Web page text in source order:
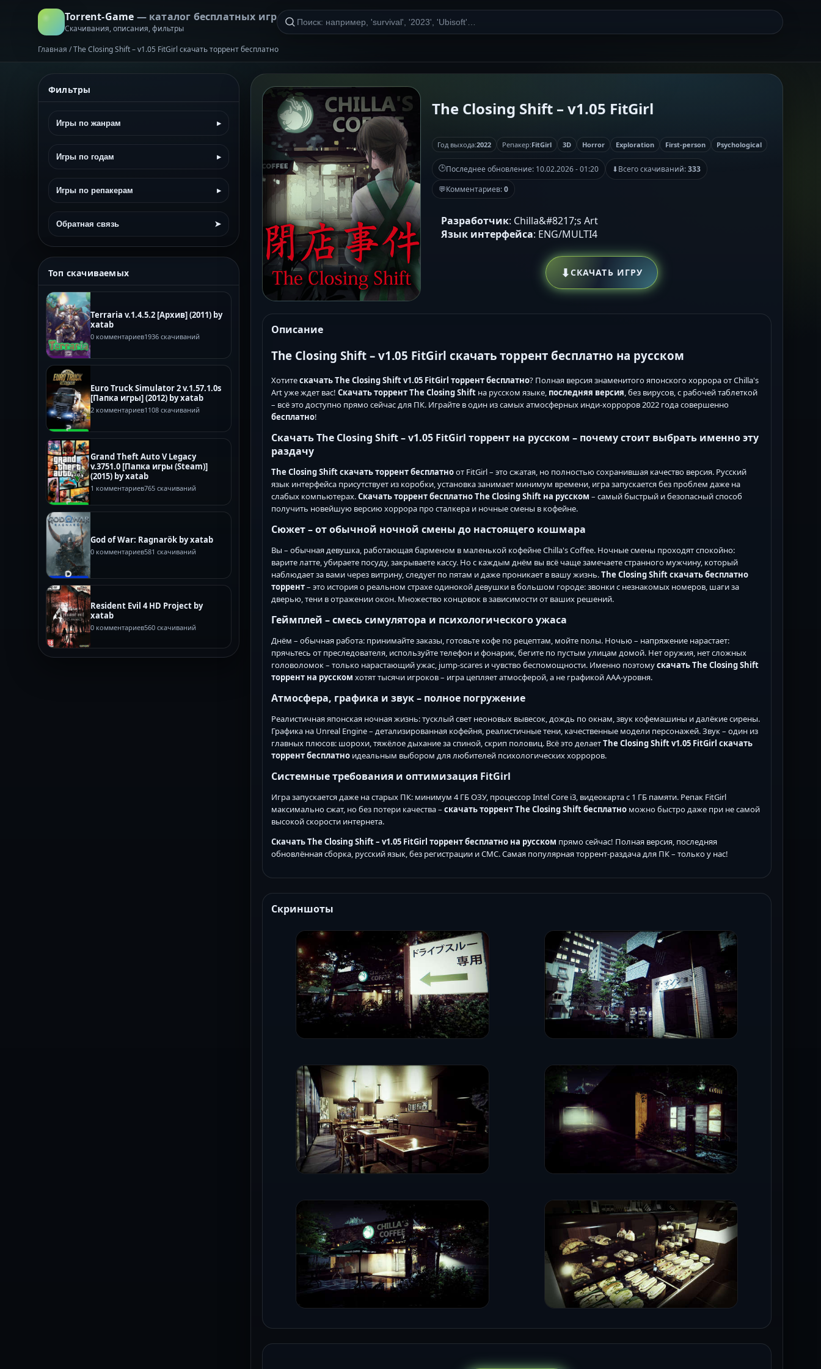
Torrent-Game — каталог бесплатных игр
Скачивания, описания, фильтры
Главная /The Closing Shift – v1.05 FitGirl скачать торрент бесплатно
Фильтры
Игры по жанрам ▸
Игры по годам ▸
Игры по репакерам ▸
Обратная связь ➤
Топ скачиваемых
Terraria v.1.4.5.2 [Архив] (2011) by
xatab
0 комментариев1936 скачиваний
Euro Truck Simulator 2 v.1.57.1.0s
[Папка игры] (2012) by xatab
2 комментариев1108 скачиваний
Grand Theft Auto V Legacy
v.3751.0 [Папка игры (Steam)]
(2015) by xatab
1 комментариев765 скачиваний
God of War: Ragnarök by xatab
0 комментариев581 скачиваний
Resident Evil 4 HD Project by
xatab
0 комментариев560 скачиваний
The Closing Shift – v1.05 FitGirl
Год выхода:2022 Репакер:FitGirl 3D Horror Exploration First-person Psychological
🕒Последнее обновление: 10.02.2026 - 01:20 ⬇Всего скачиваний:333
💬Комментариев:0
Разработчик: Chilla&#8217;s Art
Язык интерфейса: ENG/MULTI4
⬇СКАЧАТЬ ИГРУ
Описание
The Closing Shift – v1.05 FitGirl скачать торрент бесплатно на русском
Хотитескачать The Closing Shift v1.05 FitGirl торрент бесплатно? Полная версия знаменитого японского хоррора от Chilla's
Art уже ждет вас! Скачать торрент The Closing Shift на русском языке, последняя версия, без вирусов, с рабочей таблеткой
– всё это доступно прямо сейчас для ПК. Играйте в один из самых атмосферных инди-хорроров 2022 года совершенно
бесплатно!
Скачать The Closing Shift – v1.05 FitGirl торрент на русском – почему стоит выбрать именно эту
раздачу
The Closing Shift скачать торрент бесплатноот FitGirl – это сжатая, но полностью сохранившая качество версия. Русский
язык интерфейса присутствует из коробки, установка занимает минимум времени, игра запускается без проблем даже на
слабых компьютерах.Скачать торрент бесплатно The Closing Shift на русском – самый быстрый и безопасный способ
получить новейшую версию хоррора про сталкера и ночные смены в кофейне.
Сюжет – от обычной ночной смены до настоящего кошмара
Вы – обычная девушка, работающая барменом в маленькой кофейне Chilla's Coffee. Ночные смены проходят спокойно:
варите латте, убираете посуду, закрываете кассу. Но с каждым днём вы всё чаще замечаете странного мужчину, который
наблюдает за вами через витрину, следует по пятам и даже проникает в вашу жизнь.The Closing Shift скачать бесплатно
торрент– это история о реальном страхе одинокой девушки в большом городе: звонки с незнакомых номеров, шаги за
дверью, тени в отражении окон. Множество концовок в зависимости от ваших решений.
Геймплей – смесь симулятора и психологического ужаса
Днём – обычная работа: принимайте заказы, готовьте кофе по рецептам, мойте полы. Ночью – напряжение нарастает:
прячьтесь от преследователя, используйте телефон и фонарик, бегите по пустым улицам домой. Нет оружия, нет сложных
головоломок – только нарастающий ужас, jump-scares и чувство беспомощности. Именно поэтомускачать The Closing Shift
торрент на русском хотят тысячи игроков – игра цепляет атмосферой, а не графикой AAA-уровня.
Атмосфера, графика и звук – полное погружение
Реалистичная японская ночная жизнь: тусклый свет неоновых вывесок, дождь по окнам, звук кофемашины и далёкие сирены.
Графика на Unreal Engine – детализированная кофейня, реалистичные тени, качественные модели персонажей. Звук – один из
главных плюсов: шорохи, тяжёлое дыхание за спиной, скрип половиц. Всё это делаетThe Closing Shift v1.05 FitGirl скачать
торрент бесплатно идеальным выбором для любителей психологических хорроров.
Системные требования и оптимизация FitGirl
Игра запускается даже на старых ПК: минимум 4 ГБ ОЗУ, процессор Intel Core i3, видеокарта с 1 ГБ памяти. Репак FitGirl
максимально сжат, но без потери качества – скачать торрент The Closing Shift бесплатно можно быстро даже при не самой
высокой скорости интернета.
Скачать The Closing Shift – v1.05 FitGirl торрент бесплатно на русском прямо сейчас! Полная версия, последняя
обновлённая сборка, русский язык, без регистрации и СМС. Самая популярная торрент-раздача для ПК – только у нас!
Скриншоты